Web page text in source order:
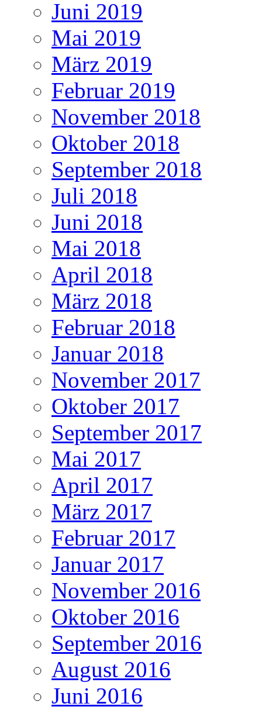
Juni 2019
Mai 2019
März 2019
Februar 2019
November 2018
Oktober 2018
September 2018
Juli 2018
Juni 2018
Mai 2018
April 2018
März 2018
Februar 2018
Januar 2018
November 2017
Oktober 2017
September 2017
Mai 2017
April 2017
März 2017
Februar 2017
Januar 2017
November 2016
Oktober 2016
September 2016
August 2016
Juni 2016